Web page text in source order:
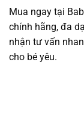
Mua ngay tại
chính hãng, đa
nhận tư vấn
cho bé yêu.